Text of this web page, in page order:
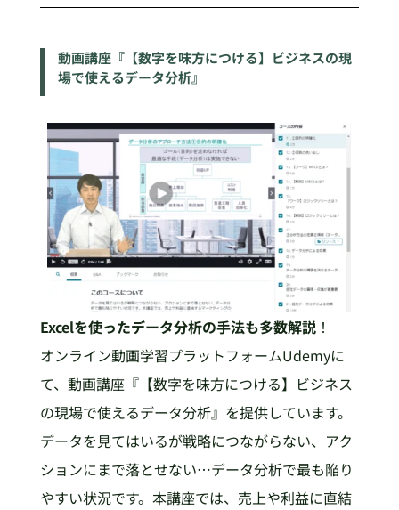
動画講座『【数字を味方につける】ビジネスの現
場で使えるデータ分析』
Excelを使ったデータ分析の手法も多数解説！
オンライン動画学習プラットフォームUdemyに
て、動画講座『【数字を味方につける】ビジネス
の現場で使えるデータ分析』を提供しています。
データを見てはいるが戦略につながらない、アク
ションにまで落とせない…データ分析で最も陥り
やすい状況です。本講座では、売上や利益に直結